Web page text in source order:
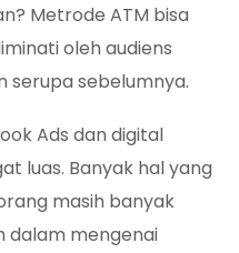
Metrode ATM bisa
oleh audiens
sebelumnya.
Ads dan digital
luas. Banyak hal yang
masih banyak
dalam mengenai